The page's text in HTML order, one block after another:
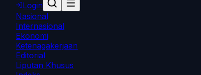
Login
Nasional
Internasional
Ekonomi
Ketenagakerjaan
Editorial
Liputan Khusus